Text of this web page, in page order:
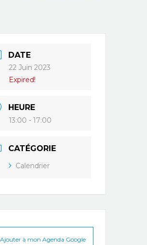
DATE
22 Juin 2023
Expired!
HEURE
13:00 - 17:00
CATÉGORIE
Calendrier
à mon Agenda Google